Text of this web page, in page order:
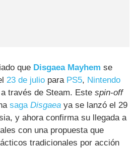
que Disgaea Mayhem se
23 de julio para PS5, Nintendo
a través de Steam. Estespin-off
sagaDisgaea ya se lanzó el 29
y ahora confirma su llegada a
con una propuesta que
tradicionales por acción